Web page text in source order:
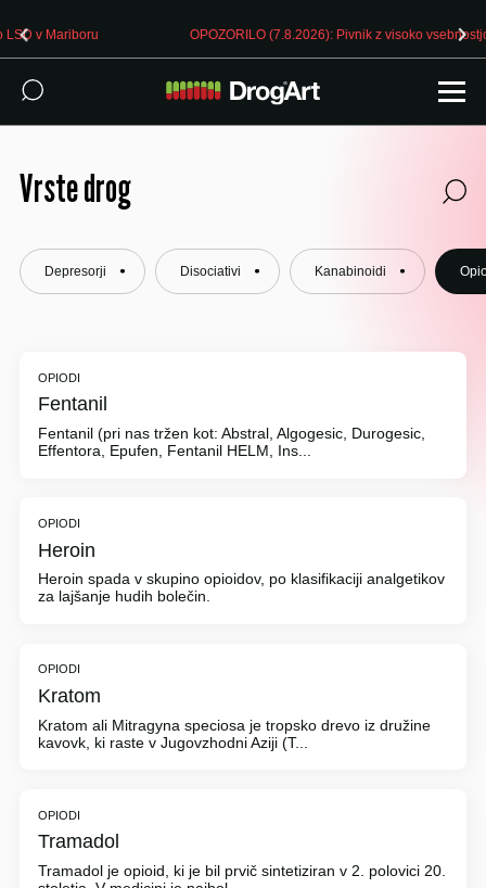
OPOZORILO (7.8.2026): Pivnik z visoko vsebnostjo LSD v
Vrste drog
Depresorji Disociativi Kanabinoidi
OPIODI
Fentanil
Fentanil (pri nas tržen kot: Abstral, Algogesic, Durogesic,
Effentora, Epufen, Fentanil HELM, Ins...
OPIODI
Heroin
Heroin spada v skupino opioidov, po klasifikaciji analgetikov
za lajšanje hudih bolečin.
OPIODI
Kratom
Kratom ali Mitragyna speciosa je tropsko drevo iz družine
kavovk, ki raste v Jugovzhodni Aziji (T...
OPIODI
Tramadol
Tramadol je opioid, ki je bil prvič sintetiziran v 2. polovici 20.